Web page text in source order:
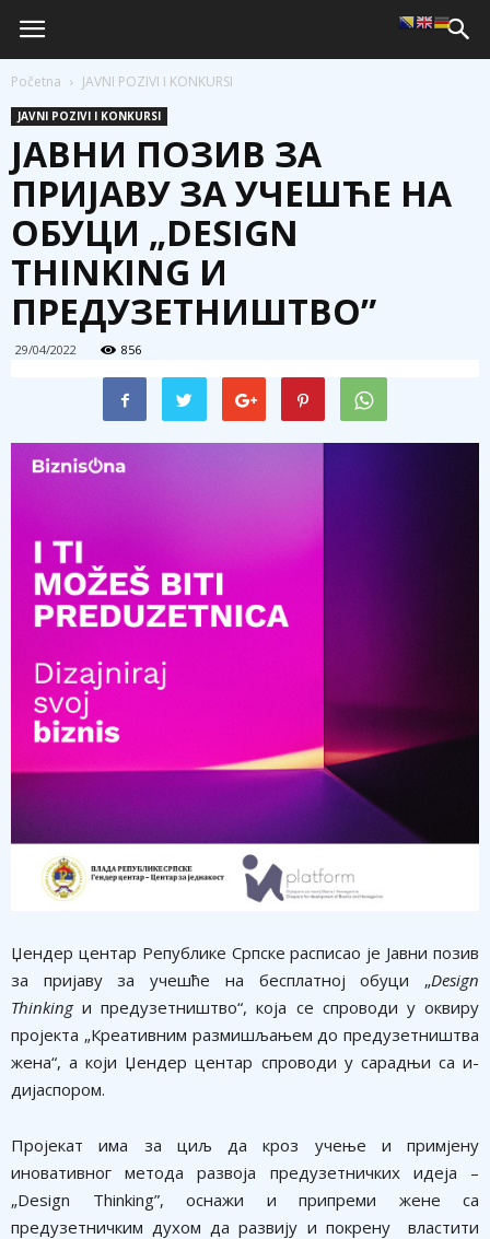
Početna JAVNI POZIVI I KONKURSI
JAVNI POZIVI I KONKURSI
ЈАВНИ ПОЗИВ ЗА
ПРИЈАВУ ЗА УЧЕШЋЕ НА
ОБУЦИ „DESIGN
THINKING И
ПРЕДУЗЕТНИШТВО”
29/04/2022 856
Џендер центар Републике Српске расписао је Јавни позив
за пријаву за учешће на бесплатној обуци „Design
Thinkingи предузетништво“, која се спроводи у оквиру
пројекта „Креативним размишљањем до предузетништва
жена“, а који Џендер центар спроводи у сарадњи са и-
дијаспором.
Пројекат има за циљ да кроз учење и примјену
иновативног метода развоја предузетничких идеја –
„Design Thinking”, оснажи и припреми жене са
предузетничким духом да развију и покрену властити